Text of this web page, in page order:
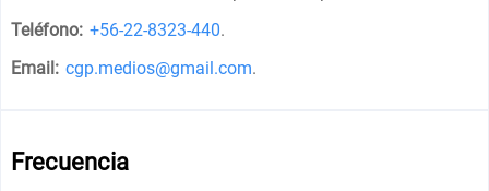
Teléfono: +56-22-8323-440.
Email: cgp.medios@gmail.com.
Frecuencia